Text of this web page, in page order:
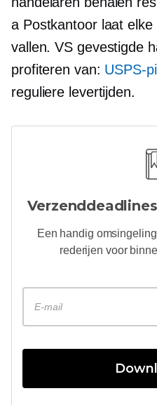
a Postkantoorlaat elke
vallen.VS gevestigde
profiteren van: USPS-
reguliere levertijden.
Een handig omsingeling
rederijen voor